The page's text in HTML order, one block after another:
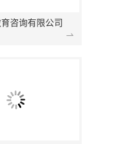
咨询有限公司